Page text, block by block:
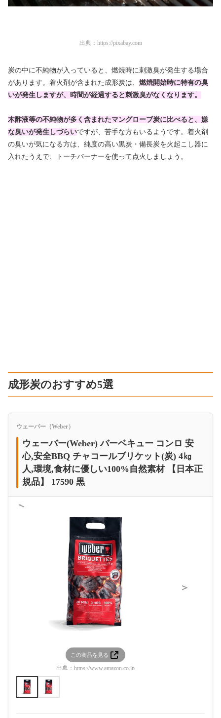
出典： https://pixabay.com
炭の中に不純物が入っていると、燃焼時に刺激臭が発生する場合
があります。着火剤が含まれた成形炭は、 燃焼開始時に特有の臭
いが発生しますが、時間が経過すると刺激臭がなくなります。
木酢液等の不純物が多く含まれたマングローブ炭に比べると、嫌
な臭いが発生しづらいですが、苦手な方もいるようです。着火剤
の臭いが気になる方は、純度の高い黒炭・備長炭を火起こし器に
入れたうえで、トーチバーナーを使って点火しましょう。
成形炭のおすすめ5選
ウェーバー（Weber）
ウェーバー(Weber) バーベキュー コンロ 安
心,安全BBQ チャコールブリケット(炭) 4㎏
人,環境,食材に優しい100%自然素材 【日本正
規品】 17590 黒
＜
この商品を見る
出典： https://www.amazon.co.jp
＞